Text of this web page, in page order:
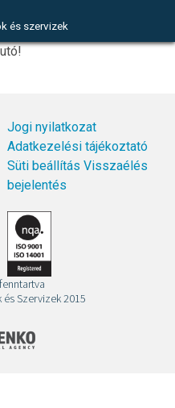
és szervizek
Jogi nyilatkozat
Adatkezelési tájékoztató
Süti beállítás Visszaélés
bejelentés
Szervizek 2015